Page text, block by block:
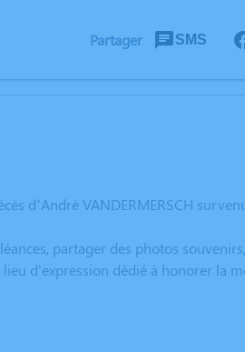
Partager SMS
d’André VANDERMERSCH
partager des photos
d'expression dédié à honorer la